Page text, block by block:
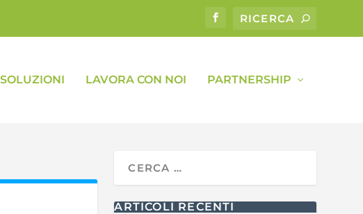
LAVORA CON NOI PARTNERSHIP
ARTICOLI RECENTI